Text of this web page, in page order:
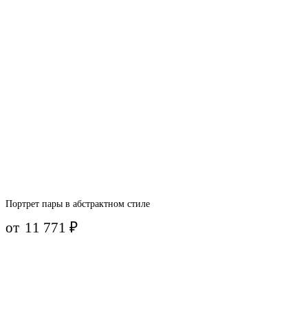
Портрет пары в абстрактном стиле
от 11 771₽